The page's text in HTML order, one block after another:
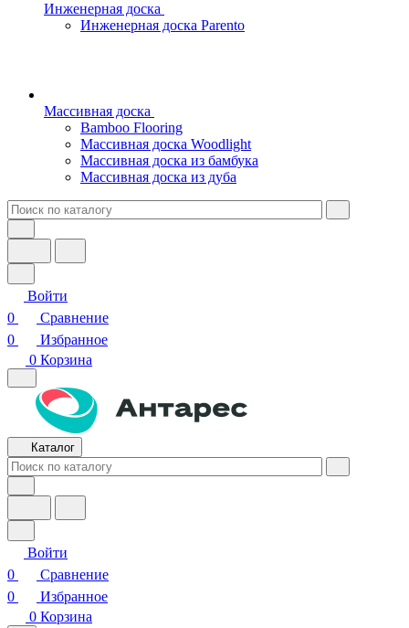
Инженерная доска
Инженерная доска Parento
Массивная доска
Bamboo Flooring
Массивная доска Woodlight
Массивная доска из бамбука
Массивная доска из дуба
Войти
0
Сравнение
0
Избранное
0 Корзина
Каталог
Войти
0
Сравнение
0
Избранное
0 Корзина